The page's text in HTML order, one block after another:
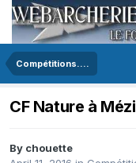
Compétitions....
CF Nature à
By chouette